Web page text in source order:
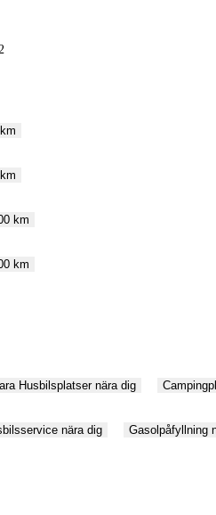
km
km
Husbilsplatser nära dig
nära dig Gasolpåfyllning